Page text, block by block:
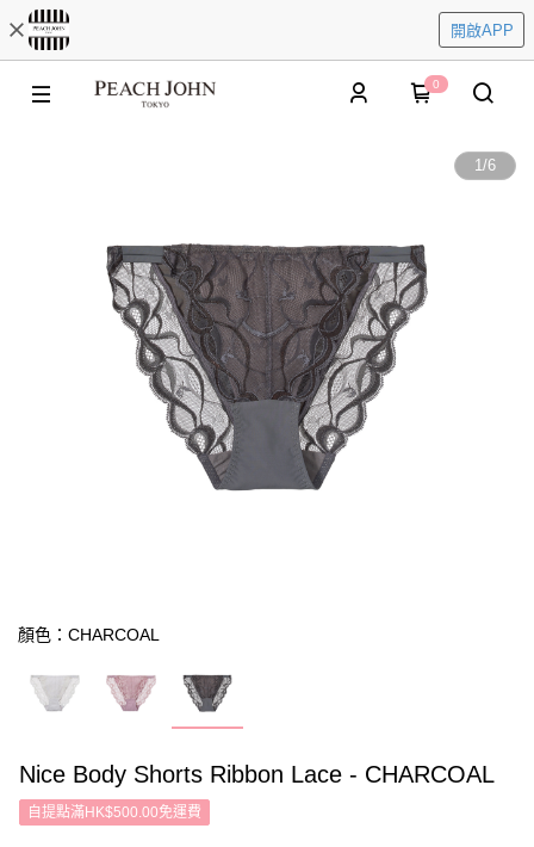
開啟APP
0
1/6
顏色：CHARCOAL
Nice Body Shorts Ribbon Lace - CHARCOAL
自提點滿HK$500.00免運費